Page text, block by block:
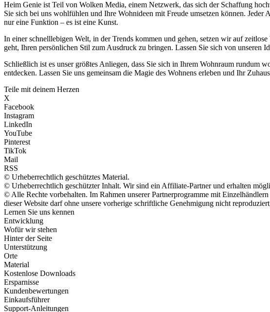
Heim Genie ist Teil von Wolken Media, einem Netzwerk, das sich der Schaffung
Sie sich bei uns wohlfühlen und Ihre Wohnideen mit Freude umsetzen können.
nur eine Funktion – es ist eine Kunst.
In einer schnelllebigen Welt, in der Trends kommen und gehen, setzen wir auf
geht, Ihren persönlichen Stil zum Ausdruck zu bringen. Lassen Sie sich von unseren
Schließlich ist es unser größtes Anliegen, dass Sie sich in Ihrem Wohnraum rundum
entdecken. Lassen Sie uns gemeinsam die Magie des Wohnens erleben und Ihr
Teile mit deinem Herzen
X
Facebook
Instagram
LinkedIn
YouTube
Pinterest
TikTok
Mail
RSS
© Urheberrechtlich geschütztes Material.
© Urheberrechtlich geschützter Inhalt. Wir sind ein Affiliate-Partner und erhalten
© Alle Rechte vorbehalten. Im Rahmen unserer Partnerprogramme mit
dieser Website darf ohne unsere vorherige schriftliche Genehmigung nicht
Lernen Sie uns kennen
Entwicklung
Wofür wir stehen
Hinter der Seite
Unterstützung
Orte
Material
Kostenlose Downloads
Ersparnisse
Kundenbewertungen
Einkaufsführer
Support-Anleitungen